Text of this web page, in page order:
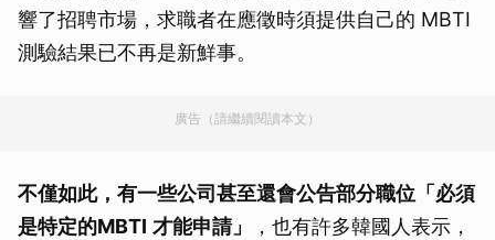
響了招聘市場，求職者在應徵時須提供自己的 MBTI
測驗結果已不再是新鮮事。
廣告（請繼續閱讀本文）
不僅如此，有一些公司甚至還會公告部分職位「必須
是特定的MBTI 才能申請」
，也有許多韓國人表示，